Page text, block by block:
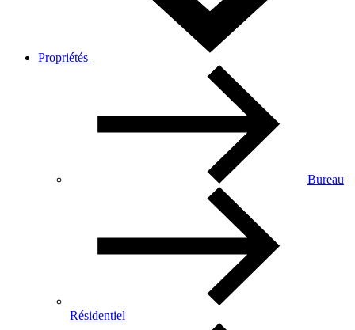
Propriétés
Bureau
Résidentiel